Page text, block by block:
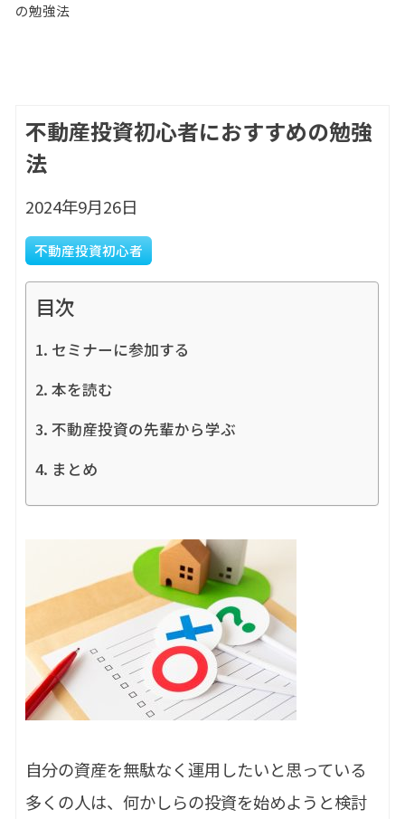
の勉強法
不動産投資初心者におすすめの勉強
法
2024年9月26日
不動産投資初心者
目次
セミナーに参加する
本を読む
不動産投資の先輩から学ぶ
まとめ
自分の資産を無駄なく運用したいと思っている
多くの人は、何かしらの投資を始めようと検討